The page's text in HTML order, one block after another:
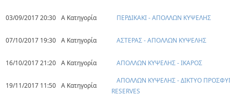
03/09/2017 20:30 Α Κατηγορία ΠΕΡΔΙΚΑΚΙ - ΑΠΟΛΛΩΝ ΚΥΨΕΛΗΣ
07/10/2017 19:30 Α Κατηγορία ΑΣΤΕΡΑΣ - ΑΠΟΛΛΩΝ ΚΥΨΕΛΗΣ
16/10/2017 21:20 Α Κατηγορία ΑΠΟΛΛΩΝ ΚΥΨΕΛΗΣ - ΙΚΑΡΟΣ
19/11/2017 11:50 Α Κατηγορία
ΑΠΟΛΛΩΝ ΚΥΨΕΛΗΣ - ΔΙΚΤΥΟ
RESERVES